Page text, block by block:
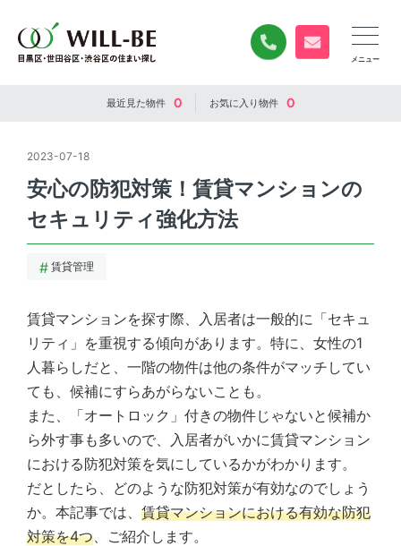
0120-840-834
無料お問い合
最近見た物件 0 お気に入り物件 0
2023-07-18
安心の防犯対策！賃貸マンションの
セキュリティ強化方法
賃貸管理
賃貸マンションを探す際、入居者は一般的に「セキュ
リティ」を重視する傾向があります。特に、女性の1
人暮らしだと、一階の物件は他の条件がマッチしてい
ても、候補にすらあがらないことも。
また、「オートロック」付きの物件じゃないと候補か
ら外す事も多いので、入居者がいかに賃貸マンション
における防犯対策を気にしているかがわかります。
だとしたら、どのような防犯対策が有効なのでしょう
か。本記事では、 賃貸マンションにおける有効な防犯
対策を4つ 、ご紹介します。